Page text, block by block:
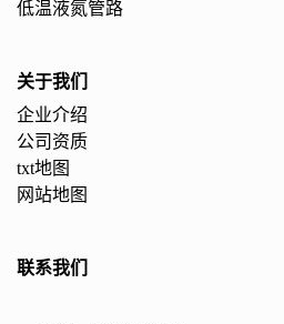
低温液氮管路
关于我们
企业介绍
公司资质
txt地图
网站地图
联系我们